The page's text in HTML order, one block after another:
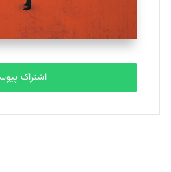
مصطفی مسجدی آرانی
تحریریه
بابک نقاش
تحریریه
اشتراک